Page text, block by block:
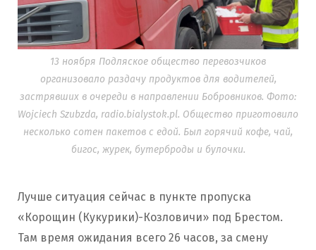
13 ноября Подляское общество перевозчиков
организовало раздачу продуктов для водителей,
застрявших в очереди в направлении Бобровников. Фото:
Wojciech Szubzda, radio.bialystok.pl. Общество приготовило
несколько сотен пакетов с едой. Был горячий кофе, чай,
бигос, журек, бутерброды и булочки.
Лучше ситуация сейчас в пункте пропуска
«Корощин (Кукурики)-Козловичи» под Брестом.
Там время ожидания всего 26 часов, за смену